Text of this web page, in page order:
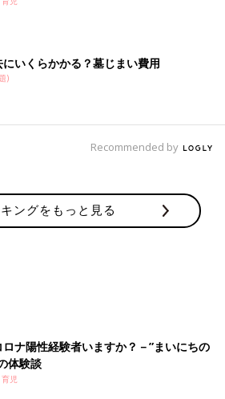
いくらかかる？墓じまい費用
)
Recommended by
ングをもっと見る
ナ陽性経験者いますか？－”まいにちの
体験談
児